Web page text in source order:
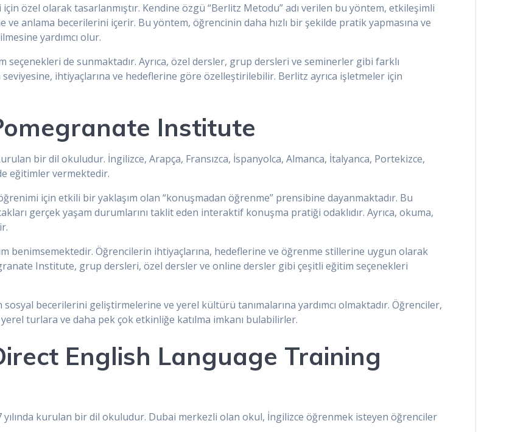
özel olarak tasarlanmıştır. Kendine özgü “Berlitz Metodu” adı verilen bu yöntem, etkileşimli
anlama becerilerini içerir. Bu yöntem, öğrencinin daha hızlı bir şekilde pratik yapmasına ve
yardımcı olur.
seçenekleri de sunmaktadır. Ayrıca, özel dersler, grup dersleri ve seminerler gibi farklı
ihtiyaçlarına ve hedeflerine göre özelleştirilebilir. Berlitz ayrıca işletmeler için
Institute
bir dil okuludur. İngilizce, Arapça, Fransızca, İspanyolca, Almanca, İtalyanca, Portekizce,
eğitimler vermektedir.
için etkili bir yaklaşım olan “konuşmadan öğrenme” prensibine dayanmaktadır. Bu
gerçek yaşam durumlarını taklit eden interaktif konuşma pratiği odaklıdır. Ayrıca, okuma,
benimsemektedir. Öğrencilerin ihtiyaçlarına, hedeflerine ve öğrenme stillerine uygun olarak
Institute, grup dersleri, özel dersler ve online dersler gibi çeşitli eğitim seçenekleri
becerilerini geliştirmelerine ve yerel kültürü tanımalarına yardımcı olmaktadır. Öğrenciler,
turlara ve daha pek çok etkinliğe katılma imkanı bulabilirler.
English Language Training
kurulan bir dil okuludur. Dubai merkezli olan okul, İngilizce öğrenmek isteyen öğrenciler